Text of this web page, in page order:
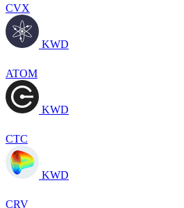
CVX
KWD
ATOM
KWD
CTC
KWD
CRV